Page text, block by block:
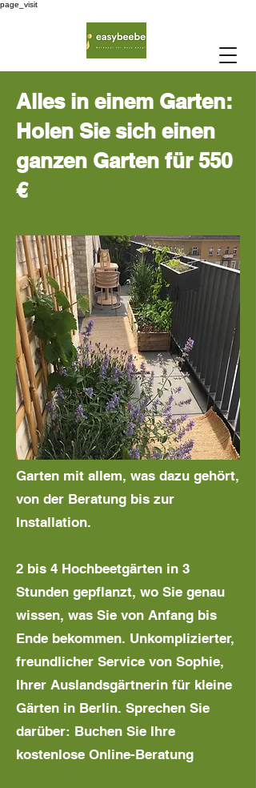
page_visit
Alles in einem Garten:
Holen Sie sich einen
ganzen Garten für 550
€
Garten mit allem, was dazu gehört,
von der Beratung bis zur
Installation.
2 bis 4 Hochbeetgärten in 3
Stunden gepflanzt, wo Sie genau
wissen, was Sie von Anfang bis
Ende bekommen. Unkomplizierter,
freundlicher Service von Sophie,
Ihrer Auslandsgärtnerin für kleine
Gärten in Berlin. Sprechen Sie
darüber: Buchen Sie Ihre
kostenlose Online-Beratung